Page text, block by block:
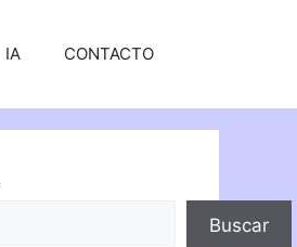
IA CONTACTO
Buscar